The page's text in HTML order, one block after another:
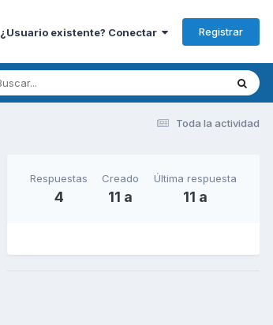
¿Usuario existente? Conectar Registrar
Toda la actividad
Respuestas
4
Creado
11 a
Última respuesta
11 a